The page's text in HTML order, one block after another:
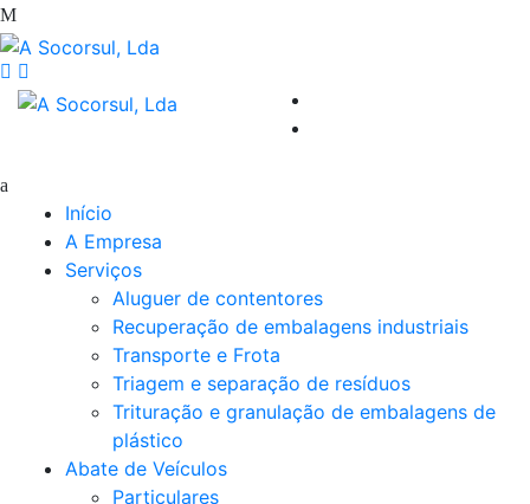
Início
A Empresa
Serviços
Aluguer de contentores
Recuperação de embalagens industriais
Transporte e Frota
Triagem e separação de resíduos
Trituração e granulação de embalagens de
plástico
Abate de Veículos
Particulares